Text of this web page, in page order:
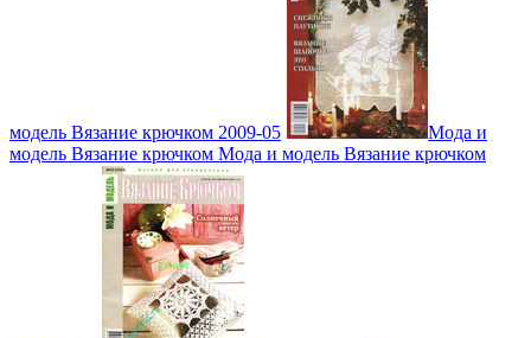
модель Вязание крючком 2009-05
Мода и
модель Вязание крючком Мода и модель Вязание крючком